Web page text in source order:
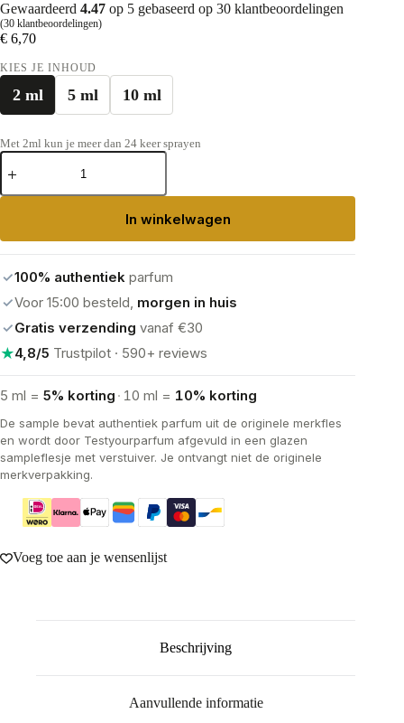
Gewaardeerd 4.47 op 5 gebaseerd op 30 klantbeoordelingen
(30 klantbeoordelingen)
€ 6,70
KIES JE INHOUD
2 ml 5 ml 10 ml
Met 2ml kun je meer dan 24 keer sprayen
Jean
Paul
Scandal
In winkelwagen
✓100% authentiek parfum
✓Voor 15:00 besteld, morgen in huis
✓Gratis verzending vanaf €30
★4,8/5 Trustpilot · 590+ reviews
5 ml = 5% korting · 10 ml = 10% korting
De sample bevat authentiek parfum uit de originele merkfles
en wordt door Testyourparfum afgevuld in een glazen
sampleflesje met verstuiver. Je ontvangt niet de originele
merkverpakking.
Voeg toe aan je wensenlijst
Beschrijving
Aanvullende informatie